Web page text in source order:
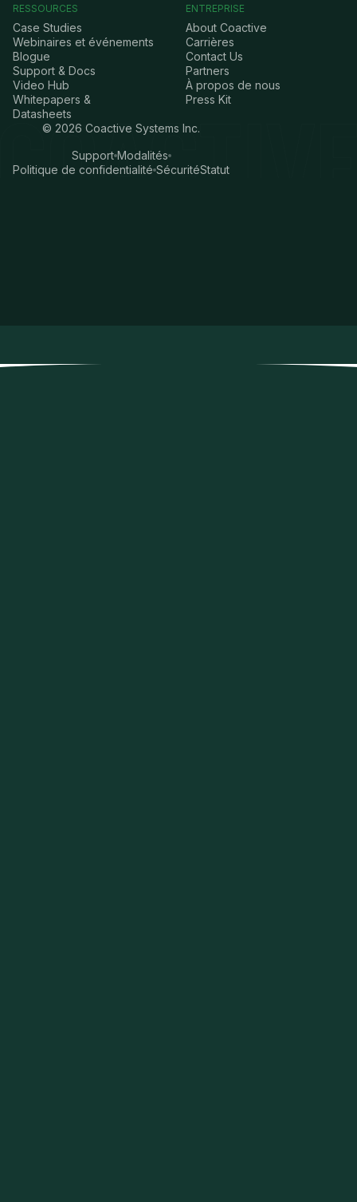
RESSOURCES
Case Studies
Webinaires et événements
Blogue
Support & Docs
Video Hub
Whitepapers &
Datasheets
ENTREPRISE
About Coactive
Carrières
Contact Us
Partners
À propos de nous
Press Kit
© 2026 Coactive Systems Inc.
Support Modalités
Politique de confidentialité SécuritéStatut